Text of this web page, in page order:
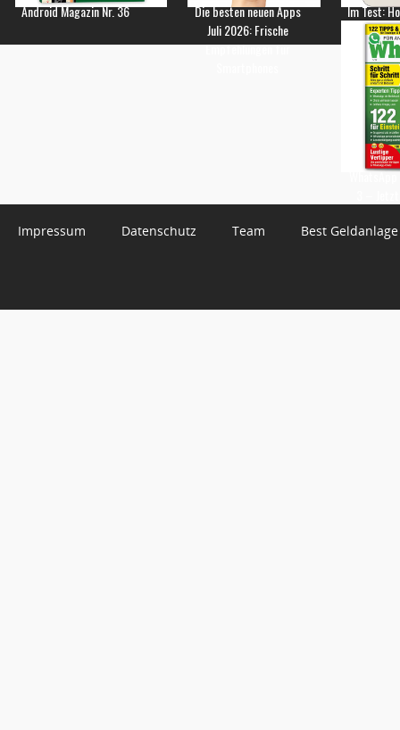
Android Magazin Nr. 36
Die besten neuen Apps
Juli 2026: Frische
Empfehlungen für
Im Test:
Impressum Datenschutz Team Best Geldanlage